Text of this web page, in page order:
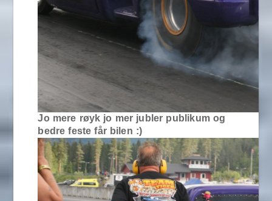
Jo mere røyk jo mer jubler publikum og
bedre feste får bilen :)